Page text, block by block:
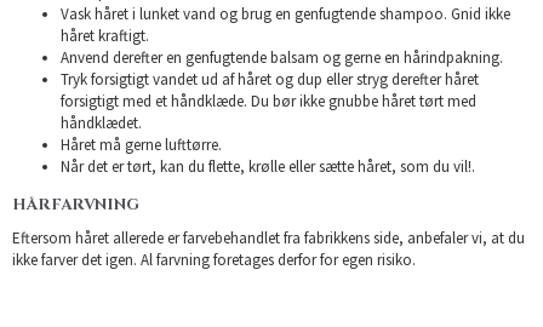
Vask håret i lunket vand og brug en genfugtende shampoo. Gnid ikke
håret kraftigt.
Anvend derefter en genfugtende balsam og gerne en hårindpakning.
Tryk forsigtigt vandet ud af håret og dup eller stryg derefter håret
forsigtigt med et håndklæde. Du bør ikke gnubbe håret tørt med
håndklædet.
Håret må gerne lufttørre.
Når det er tørt, kan du flette, krølle eller sætte håret, som du vil!.
HÅRFARVNING
Eftersom håret allerede er farvebehandlet fra fabrikkens side, anbefaler vi, at du
ikke farver det igen. Al farvning foretages derfor for egen risiko.